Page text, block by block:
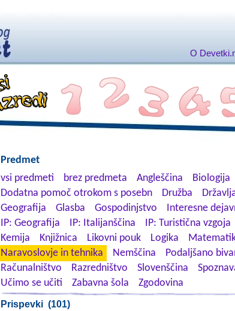
O
Predmet
vsi predmeti
brez predmeta Angleščina Biologija
Dodatna pomoč otrokom s posebn
Družba
Geografija
Glasba Gospodinjstvo Interesne
IP: Geografija
IP: Italijanščina IP: Turistična vzgoja
Kemija
Knjižnica Likovni pouk Logika
Naravoslovje in tehnika
Nemščina Podaljšano
Računalništvo
Razredništvo Slovenščina
Učimo se učiti
Zabavna šola Zgodovina
Prispevki (101)